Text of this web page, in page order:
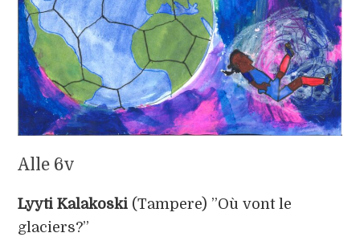
Alle 6v
Lyyti Kalakoski (Tampere) ”Où vont le
glaciers?”